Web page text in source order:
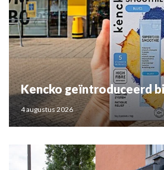
Kencko geïntroduceerd
4 augustus 2026